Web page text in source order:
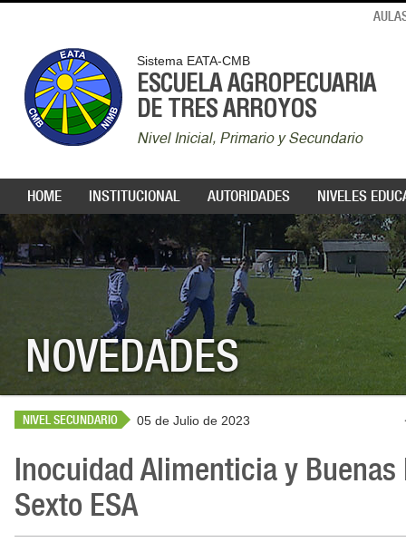
Sistema EATA-CMB
ESCUELA AGROPECUARIA
DE TRES ARROYOS
Nivel Inicial, Primario y Secundario
HOME INSTITUCIONAL AUTORIDADES NIVELES
NOVEDADES
NIVEL SECUNDARIO 05 de Julio de 2023
Inocuidad Alimenticia y
Sexto ESA